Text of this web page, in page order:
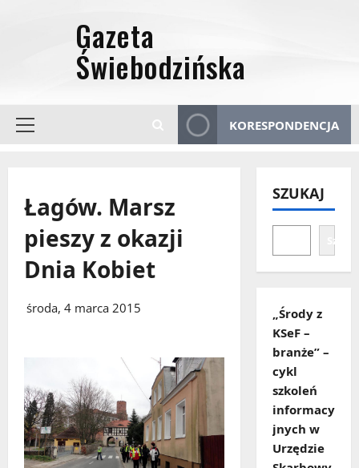
Menu
KORESPONDENCJA
Łagów. Marsz
pieszy z okazji
Dnia Kobiet
środa, 4 marca 2015
SZUKAJ
„Środy z
KSeF –
branże” –
cykl
szkoleń
informacy
jnych w
Urzędzie